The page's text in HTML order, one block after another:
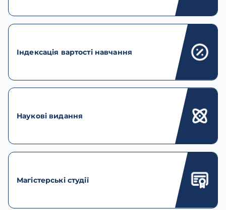
Індексація вартості навчання
Наукові видання
Магістерські студії